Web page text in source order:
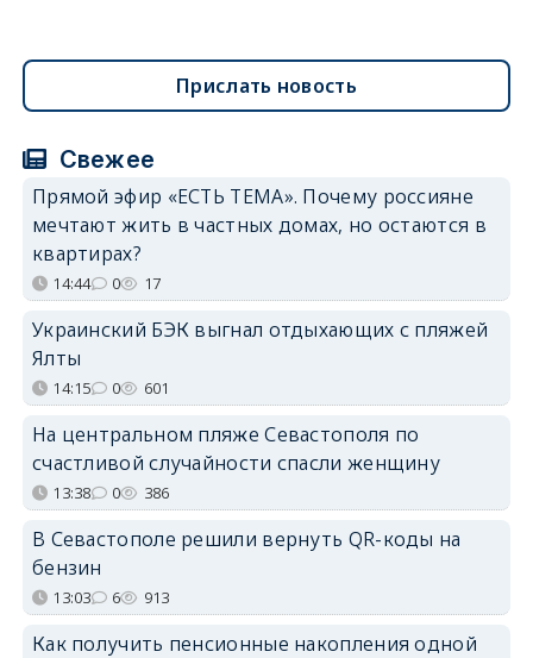
Прислать новость
Свежее
Прямой эфир «ЕСТЬ ТЕМА». Почему россияне
мечтают жить в частных домах, но остаются в
квартирах?
14:44 0 17
Украинский БЭК выгнал отдыхающих с пляжей
Ялты
14:15 0 601
На центральном пляже Севастополя по
счастливой случайности спасли женщину
13:38 0 386
В Севастополе решили вернуть QR-коды на
бензин
13:03 6 913
Как получить пенсионные накопления одной